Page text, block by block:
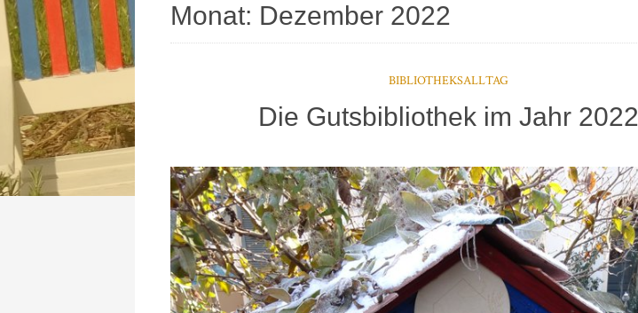
Monat: Dezember 2022
BIBLIOTHEKSALLTAG
Die Gutsbibliothek im Jahr 2022